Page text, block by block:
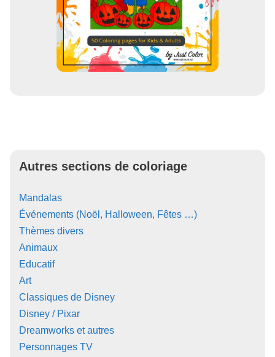
Autres sections de coloriage
Mandalas
Événements (Noël, Halloween, Fêtes …)
Thèmes divers
Animaux
Educatif
Art
Classiques de Disney
Disney / Pixar
Dreamworks et autres
Personnages TV